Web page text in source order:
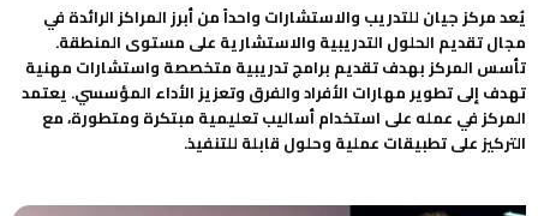
يُعد مركز جيان للتدريب والاستشارات واحداً من أبرز المراكز الرائدة في
مجال تقديم الحلول التدريبية والاستشارية على مستوى المنطقة.
تأسس المركز بهدف تقديم برامج تدريبية متخصصة واستشارات مهنية
تهدف إلى تطوير مهارات الأفراد والفرق وتعزيز الأداء المؤسسي. يعتمد
المركز في عمله على استخدام أساليب تعليمية مبتكرة ومتطورة، مع
التركيز على تطبيقات عملية وحلول قابلة للتنفيذ.